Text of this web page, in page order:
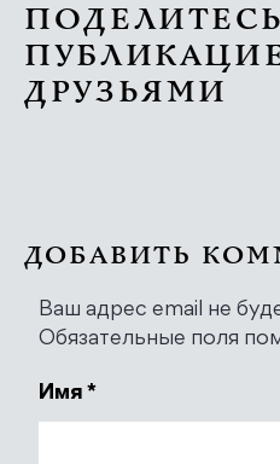
ПОДЕЛИТЕСЬ
ДРУЗЬЯМИ
ДОБАВИТЬ
Ваш адрес email не
Обязательные поля
Имя *